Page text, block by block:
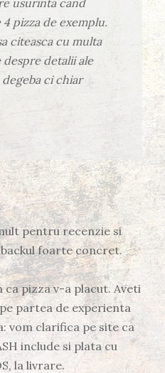
pizza de exemplu.
citeasca cu multa
detalii ale
ci chiar
pentru recenzie si
foarte concret.
ca pizza v-a placut. Aveti
partea de experienta
vom clarifica pe site ca
include si plata cu
la livrare.